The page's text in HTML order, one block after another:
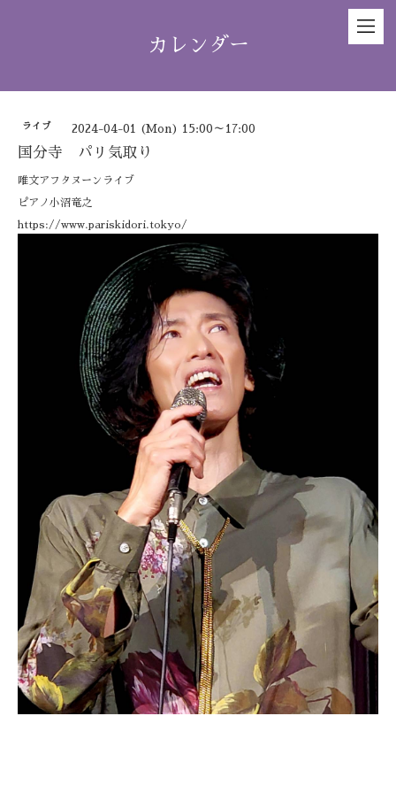
カレンダー
ライブ 2024-04-01 (Mon) 15:00～17:00
国分寺 パリ気取り
唯文アフタヌーンライブ
ピアノ小沼竜之
https://www.pariskidori.tokyo/